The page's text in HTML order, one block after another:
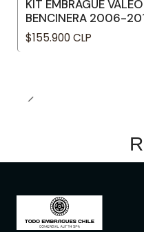
KIT EMBRAGUE
BENCINERA 2006-
$155.900 CLP